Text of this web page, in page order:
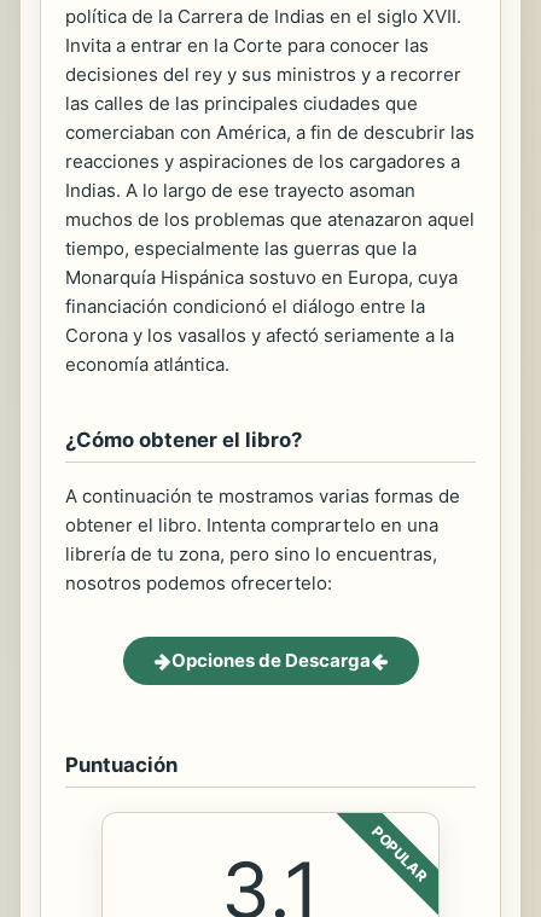
política de la Carrera de Indias en el siglo XVII.
Invita a entrar en la Corte para conocer las
decisiones del rey y sus ministros y a recorrer
las calles de las principales ciudades que
comerciaban con América, a fin de descubrir las
reacciones y aspiraciones de los cargadores a
Indias. A lo largo de ese trayecto asoman
muchos de los problemas que atenazaron aquel
tiempo, especialmente las guerras que la
Monarquía Hispánica sostuvo en Europa, cuya
financiación condicionó el diálogo entre la
Corona y los vasallos y afectó seriamente a la
economía atlántica.
¿Cómo obtener el libro?
A continuación te mostramos varias formas de
obtener el libro. Intenta comprartelo en una
librería de tu zona, pero sino lo encuentras,
nosotros podemos ofrecertelo:
Opciones de Descarga
Puntuación
POPULAR
3.1